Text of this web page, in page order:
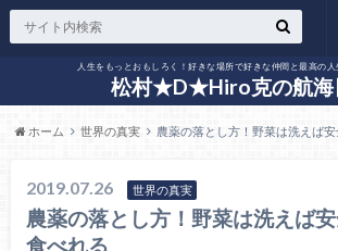
人生をもっとおもしろく！好きな場所で好きな仲間と最高の
松村★D★Hiro克の航海
ホーム 世界の真実 農薬の落とし方！野菜は洗えば
2019.07.26 世界の真実
農薬の落とし方！野菜は洗えば
食べれる